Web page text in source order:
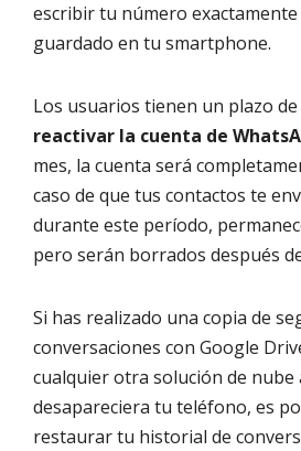
escribir tu número
guardado en tu smartphone.
Los usuarios tienen un plazo
reactivar la cuenta de
mes, la cuenta será
caso de que tus contactos te
durante este período,
pero serán borrados después
Si has realizado una copia de
conversaciones con Google
cualquier otra solución de nube
desapareciera tu teléfono, es
restaurar tu historial de